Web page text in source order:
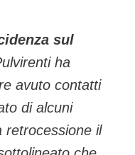
sul
ha
avuto contatti
di alcuni
retrocessione il